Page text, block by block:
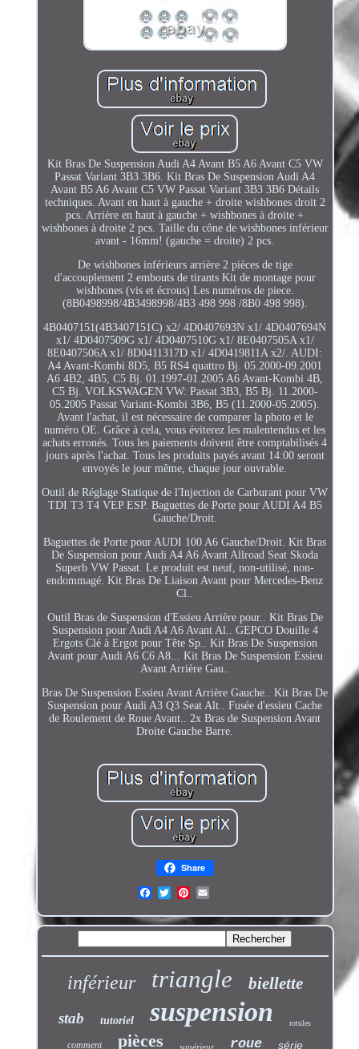
Kit Bras De Suspension Audi A4 Avant B5 A6 Avant C5 VW
Passat Variant 3B3 3B6. Kit Bras De Suspension Audi A4
Avant B5 A6 Avant C5 VW Passat Variant 3B3 3B6 Détails
techniques. Avant en haut à gauche + droite wishbones droit 2
pcs. Arrière en haut à gauche + wishbones à droite +
wishbones à droite 2 pcs. Taille du cône de wishbones inférieur
avant - 16mm! (gauche = droite) 2 pcs.
De wishbones inférieurs arrière 2 pièces de tige
d'accouplement 2 embouts de tirants Kit de montage pour
wishbones (vis et écrous) Les numéros de piece.
(8B0498998/4B3498998/4B3 498 998 /8B0 498 998).
4B0407151(4B3407151C) x2/ 4D0407693N x1/ 4D0407694N
x1/ 4D0407509G x1/ 4D0407510G x1/ 8E0407505A x1/
8E0407506A x1/ 8D0411317D x1/ 4D0419811A x2/. AUDI:
A4 Avant-Kombi 8D5, B5 RS4 quattro Bj. 05.2000-09.2001
A6 4B2, 4B5, C5 Bj. 01.1997-01.2005 A6 Avant-Kombi 4B,
C5 Bj. VOLKSWAGEN VW: Passat 3B3, B5 Bj. 11.2000-
05.2005 Passat Variant-Kombi 3B6, B5 (11.2000-05.2005).
Avant l'achat, il est nécessaire de comparer la photo et le
numéro OE. Grâce à cela, vous éviterez les malentendus et les
achats erronés. Tous les paiements doivent être comptabilisés 4
jours après l'achat. Tous les produits payés avant 14:00 seront
envoyés le jour même, chaque jour ouvrable.
Outil de Réglage Statique de l'Injection de Carburant pour VW
TDI T3 T4 VEP ESP. Baguettes de Porte pour AUDI A4 B5
Gauche/Droit.
Baguettes de Porte pour AUDI 100 A6 Gauche/Droit. Kit Bras
De Suspension pour Audi A4 A6 Avant Allroad Seat Skoda
Superb VW Passat. Le produit est neuf, non-utilisé, non-
endommagé. Kit Bras De Liaison Avant pour Mercedes-Benz
Cl..
Outil Bras de Suspension d'Essieu Arrière pour.. Kit Bras De
Suspension pour Audi A4 A6 Avant Al.. GEPCO Douille 4
Ergots Clé à Ergot pour Tête Sp.. Kit Bras De Suspension
Avant pour Audi A6 C6 A8... Kit Bras De Suspension Essieu
Avant Arrière Gau..
Bras De Suspension Essieu Avant Arrière Gauche.. Kit Bras De
Suspension pour Audi A3 Q3 Seat Alt.. Fusée d'essieu Cache
de Roulement de Roue Avant.. 2x Bras de Suspension Avant
Droite Gauche Barre.
Share
inférieur triangle biellette
stab tutoriel suspension rotules
comment pièces supérieur roue série